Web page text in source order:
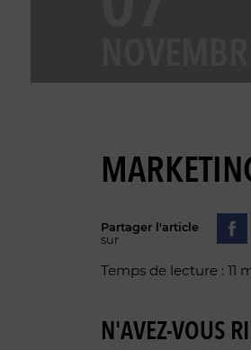
Partager l'article
sur
Temps de lecture : 11
N'AVEZ-VOUS